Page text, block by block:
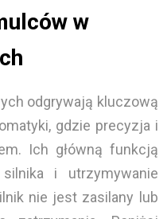
w
odgrywają kluczową
gdzie precyzja i
Ich główną funkcją
i utrzymywanie
nie jest zasilany lub